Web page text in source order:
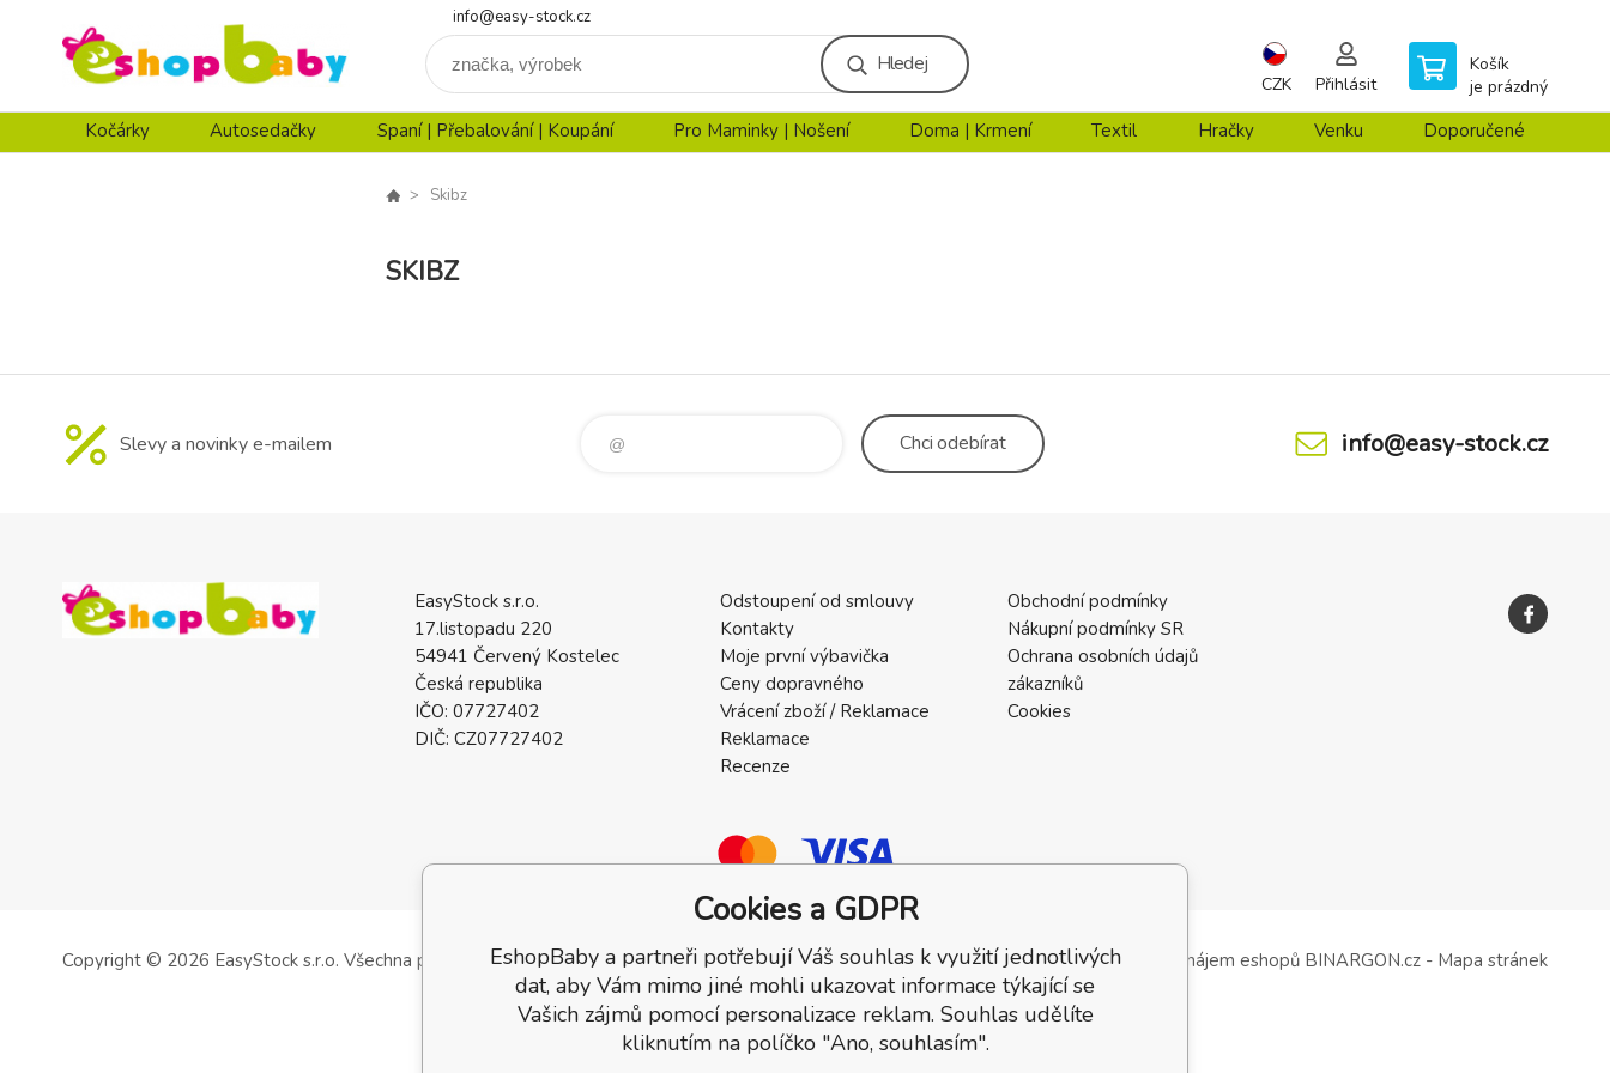
info@easy-stock.cz
Hledej
CZK Přihlásit
Košík
je prázdný
Kočárky Autosedačky Spaní | Přebalování | Koupání Pro Maminky | Nošení Doma | Krmení Textil Hračky Venku Doporučené
Skibz
SKIBZ
Slevy a novinky e-mailem Chciodebírat info@easy-stock.cz
EasyStock s.r.o.
17.listopadu 220
54941 Červený Kostelec
Česká republika
IČO: 07727402
DIČ: CZ07727402
Odstoupení od smlouvy
Kontakty
Moje první výbavička
Ceny dopravného
Vrácení zboží / Reklamace
Reklamace
Recenze
Obchodní podmínky
Nákupní podmínky SR
Ochrana osobních údajů
zákazníků
Cookies
Copyright © 2026 EasyStock s.r.o. Všechna práva vyhrazena. Tvorba a pronájem eshopů BINARGON.cz - Mapa stránek
Cookies a GDPR
EshopBaby a partneři potřebují Váš souhlas k využití jednotlivých
dat, aby Vám mimo jiné mohli ukazovat informace týkající se
Vašich zájmů pomocí personalizace reklam. Souhlas udělíte
kliknutím na políčko "Ano, souhlasím".